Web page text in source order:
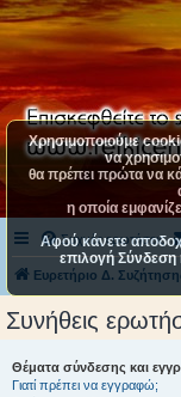
Συχνές ερωτήσεις
Ευρετήριο Δ.
Συνήθεις
Θέματα σύνδεσης και
Γιατί πρέπει να εγγραφώ;
Χρησιμοποιούμε
να
θα πρέπει πρώτα να
η οποία
Αφού κάνετε
επιλογή